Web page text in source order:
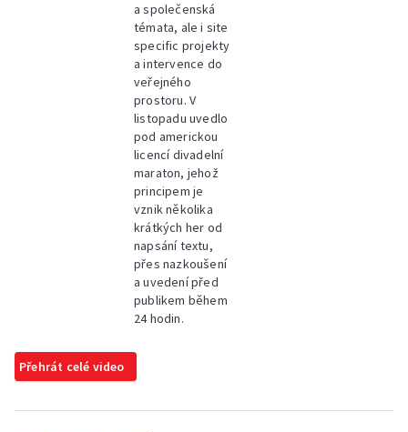
a společenská
témata, ale i site
specific projekty
a intervence do
veřejného
prostoru. V
listopadu uvedlo
pod americkou
licencí divadelní
maraton, jehož
principem je
vznik několika
krátkých her od
napsání textu,
přes nazkoušení
a uvedení před
publikem během
24 hodin.
Přehrát celé video